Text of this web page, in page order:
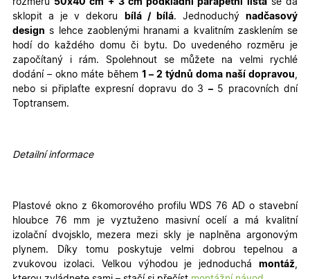
rozměru 50x40 cm + 3 cm podkladní parapetní lištase dá
sklopit a je v dekoru
bílá / bílá. Jednoduchýnadčasový
design s lehce zaoblenými hranami a kvalitním zasklením se
hodí do každého domu či bytu. Do uvedeného rozměru je
započítaný i rám. Spolehnout se můžete na velmi rychlé
dodání – okno máte během 1 – 2 týdnů doma naší dopravou,
nebo si připlaťte expresní dopravu do 3– 5 pracovních dní
Toptransem.
Detailní informace
Plastové okno z 6komorového profilu WDS 76 AD o stavební
hloubce 76 mm je vyztuženo masivní ocelí a má kvalitní
izolační dvojsklo, mezera mezi skly je naplněna argonovým
plynem. Díky tomu poskytuje velmi dobrou tepelnou a
zvukovou izolaci. Velkou výhodou je jednoduchá montáž,